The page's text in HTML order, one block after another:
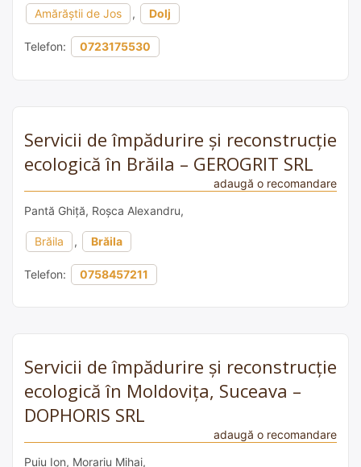
Amărăștii de Jos , Dolj
Telefon: 0723175530
Servicii de împădurire și reconstrucție
ecologică în Brăila – GEROGRIT SRL
adaugă o recomandare
Pantă Ghiță, Roșca Alexandru,
Brăila , Brăila
Telefon: 0758457211
Servicii de împădurire și reconstrucție
ecologică în Moldovița, Suceava –
DOPHORIS SRL
adaugă o recomandare
Puiu Ion, Morariu Mihai,